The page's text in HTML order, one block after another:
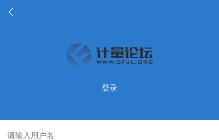
登录